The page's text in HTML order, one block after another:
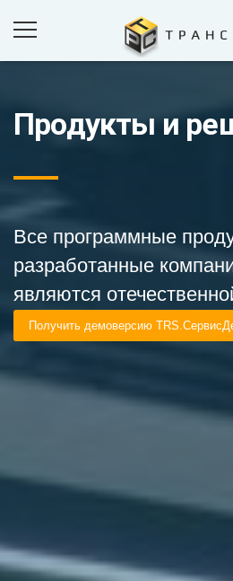
ПРОДУКТЫ И РЕШЕНИЯ
КОМПАНИЯ
КОНТАКТЫ
ОБРАТНАЯ СВЯЗЬ
Продукты и
Все программные
разработанные
являются
Получить демоверсию